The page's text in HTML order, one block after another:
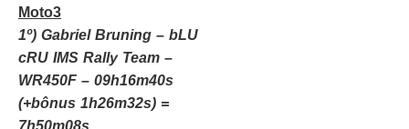
Moto3
1º) Gabriel Bruning – bLU
cRU IMS Rally Team –
WR450F – 09h16m40s
(+bônus 1h26m32s) =
7h50m08s